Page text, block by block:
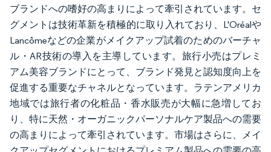
ブランドへの嗜好の高まりによって牽引されています。セ
グメントは技術革新を積極的に取り入れており、L'Oréalや
Lancômeなどの企業がメイクアップ試着のためのバーチャ
ル・AR技術の導入を主導しています。旅行小売はプレミ
アム美容ブランドにとって、ブランド発見と認知度向上を
促進する重要なチャネルとなっています。ラテンアメリカ
地域では旅行者の化粧品・香水販売が大幅に急増してお
り、特に天然・オーガニックパーソナルケア製品への需要
の高まりによって牽引されています。市場はさらに、メイ